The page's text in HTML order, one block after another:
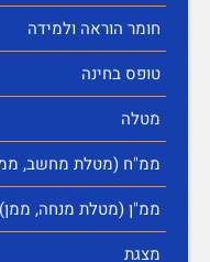
חומר הוראה ולמידה
טופס בחינה
מטלה
ממ"ח (מטלת מחשב,
ממ"ן (מטלת מנחה, ממן)
מצגת